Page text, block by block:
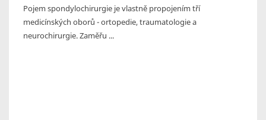
Pojem spondylochirurgie je vlastně propojením tří
medicínských oborů - ortopedie, traumatologie a
neurochirurgie. Zaměřu ...